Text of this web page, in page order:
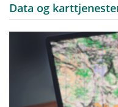
Data og